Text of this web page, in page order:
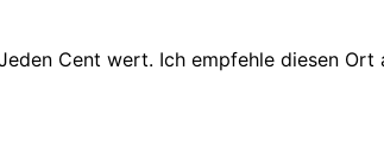
Cent wert. Ich empfehle diesen